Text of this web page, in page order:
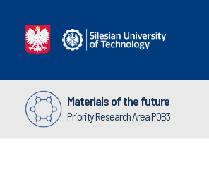
Materials of the future
Priority Research Area POB3